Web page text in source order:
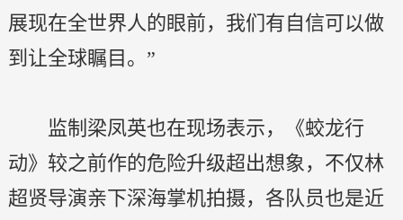
展现在全世界人的眼前，我们有自信可以做
到让全球瞩目。”
监制梁凤英也在现场表示，《蛟龙行
动》较之前作的危险升级超出想象，不仅林
超贤导演亲下深海掌机拍摄，各队员也是近